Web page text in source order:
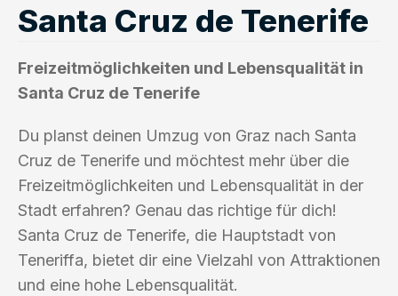
Santa Cruz de Tenerife
Freizeitmöglichkeiten und Lebensqualität in
Santa Cruz de Tenerife
Du planst deinen Umzug von Graz nach Santa
Cruz de Tenerife und möchtest mehr über die
Freizeitmöglichkeiten und Lebensqualität in der
Stadt erfahren? Genau das richtige für dich!
Santa Cruz de Tenerife, die Hauptstadt von
Teneriffa, bietet dir eine Vielzahl von Attraktionen
und eine hohe Lebensqualität.